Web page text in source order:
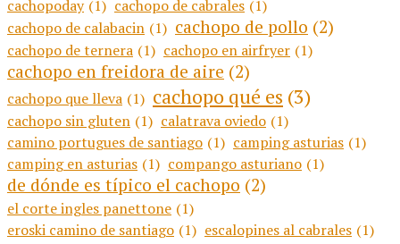
cachopoday (1) cachopo de cabrales (1)
cachopo de calabacin (1) cachopo de pollo (2)
cachopo de ternera (1) cachopo en airfryer (1)
cachopo en freidora de aire (2)
cachopo que lleva (1) cachopo qué es (3)
cachopo sin gluten (1) calatrava oviedo (1)
camino portugues de santiago (1) camping asturias (1)
camping en asturias (1) compango asturiano (1)
de dónde es típico el cachopo (2)
el corte ingles panettone (1)
eroski camino de santiago (1) escalopines al cabrales (1)